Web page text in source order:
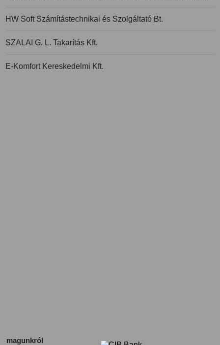
HW Soft Számítástechnikai és Szolgáltató Bt.
SZALAI G. L. Takarítás Kft.
E-Komfort Kereskedelmi Kft.
magunkról